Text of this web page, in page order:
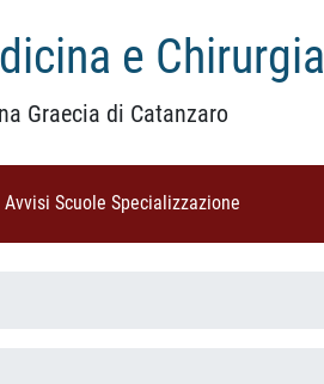
e Chirurgia
Graecia di Catanzaro
Avvisi Scuole Specializzazione